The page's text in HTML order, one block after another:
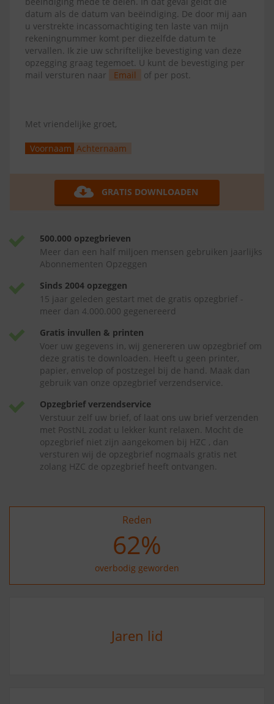
datum als de datum van beëindiging. De door mij aan
u verstrekte incassomachtiging ten laste van mijn
rekeningnummer komt per diezelfde datum te
vervallen. Ik zie uw schriftelijke bevestiging van deze
opzegging graag tegemoet. U kunt de bevestiging per
mail versturen naar
Email of per post.
Met vriendelijke groet,
Voornaam Achternaam
GRATIS DOWNLOADEN
500.000 opzegbrieven
Meer dan een half miljoen mensen gebruiken jaarlijks
Abonnementen Opzeggen
Sinds 2004 opzeggen
15 jaar geleden gestart met de gratis opzegbrief -
meer dan 4.000.000 gegenereerd
Gratis invullen & printen
Voer uw gegevens in, wij genereren uw opzegbrief om
deze gratis te downloaden. Heeft u geen printer,
papier, envelop of postzegel bij de hand. Maak dan
gebruik van onze opzegbrief verzendservice.
Opzegbrief verzendservice
Verstuur zelf uw brief, of laat ons uw brief verzenden
met PostNL zodat u lekker kunt relaxen. Mocht de
opzegbrief niet zijn aangekomen bij HZC , dan
versturen wij de opzegbrief nogmaals gratis net
zolang HZC de opzegbrief heeft ontvangen.
Reden
73%
overbodig geworden
Jaren lid